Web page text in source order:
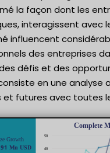
la façon dont les
interagissent avec
influencent
des entreprises
défis et des
en une analyse
futures avec toutes